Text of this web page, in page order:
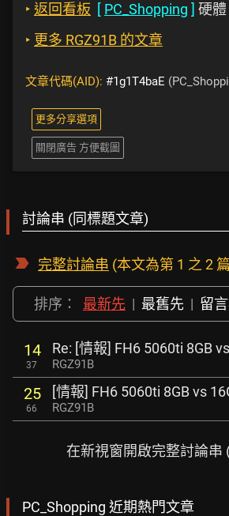
‣ 返回看板 [ PC_Shopping ] 硬體
‣ 更多 RGZ91B 的文章
文章代碼(AID): #1g1T4baE
更多分享選項
關閉廣告 方便截圖
討論串 (同標題文章)
完整討論串 (本文為第 1 之 2
排序： 最新先 | 最舊先 | 留
14
37
Re: [情報] FH6 5060ti 8GB
RGZ91B
25
66
[情報] FH6 5060ti 8GB vs
RGZ91B
在新視窗開啟完整討論串
PC_Shopping 近期熱門文章